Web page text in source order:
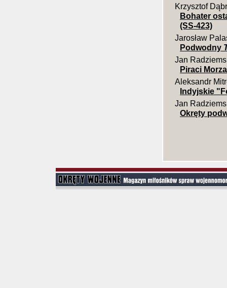
Krzysztof
Bohater
(SS-423)
Jarosław
Podwodny
Jan
Piraci
Aleksandr
Indyjskie
Jan
Okręty